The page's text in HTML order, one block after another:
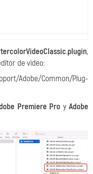
,
de vìdeo:
Adobe/Common/Plug-
Premiere Pro yAdobe